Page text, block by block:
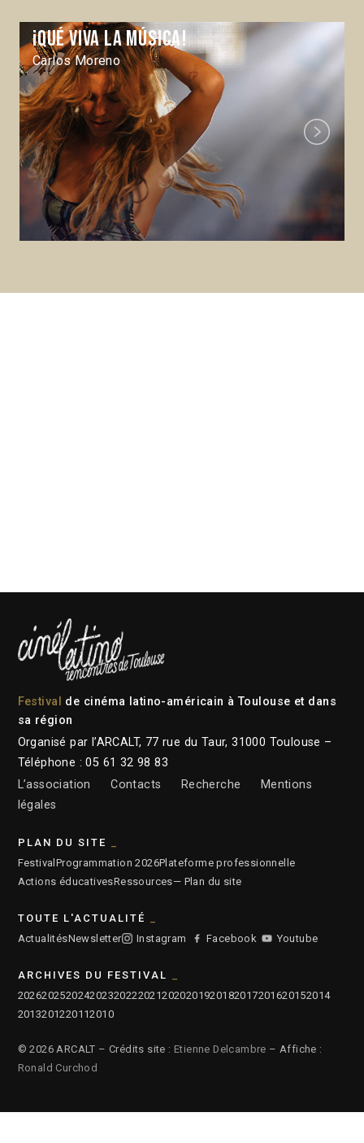
¡Qué viva la música!
Carlos Moreno
Next
Festival de cinéma latino-américain à Toulouse et dans
sa région
Organisé par l’ARCALT, 77 rue du Taur, 31000 Toulouse –
Téléphone : 05 61 32 98 83
L’association
Contacts Recherche
Mentions
légales
PLAN DU SITE
Festival Programmation 2026Plateforme professionnelle
Actions éducativesRessources— Plan du site
TOUTE L'ACTUALITÉ
ActualitésNewsletter Instagram Facebook Youtube
ARCHIVES DU FESTIVAL
2026202520242023202220212020201920182017201620152014
2013201220112010
© 2026 ARCALT – Crédits site : Etienne Delcambre – Affiche :
Ronald Curchod